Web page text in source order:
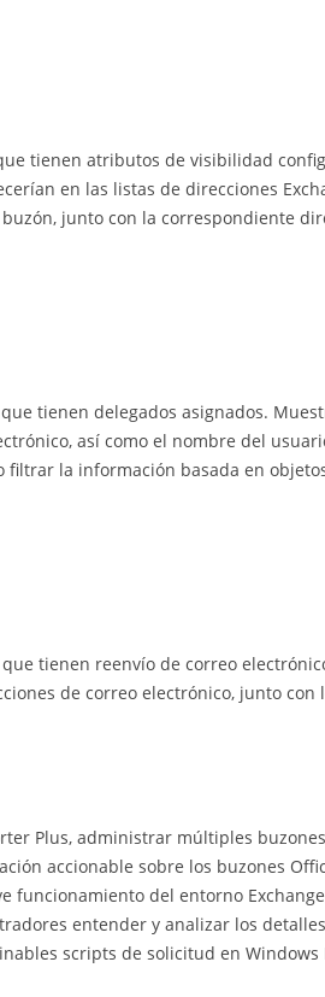
tienen atributos de visibilidad
en las listas de direcciones
junto con la correspondiente
tienen delegados asignados.
así como el nombre del
la información basada en
tienen reenvío de correo
de correo electrónico, junto
Plus, administrar múltiples
accionable sobre los buzones
funcionamiento del entorno
entender y analizar los
scripts de solicitud en Windows